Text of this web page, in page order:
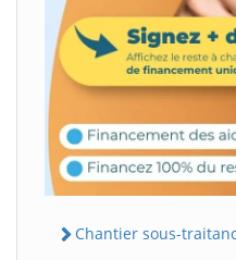
Chantier sous-